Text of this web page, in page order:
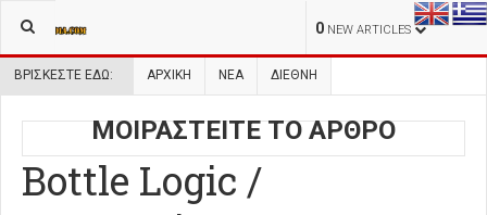
0 NEW ARTICLES
ΒΡΊΣΚΕΣΤΕ ΕΔΏ: ΑΡΧΙΚΉ ΝΕΑ ΔΙΕΘΝΗ
ΜΟΙΡΑΣΤΕΙΤΕ ΤΟ ΑΡΘΡΟ
Bottle Logic /